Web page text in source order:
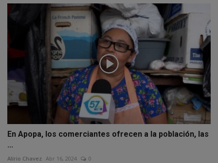
En Apopa, los comerciantes ofrecen a la población, las
...
Alírio Chavez Abr 16, 2024 0